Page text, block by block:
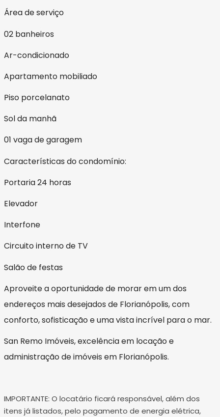
Área de serviço
02 banheiros
Ar-condicionado
Apartamento mobiliado
Piso porcelanato
Sol da manhã
01 vaga de garagem
Características do condomínio:
Portaria 24 horas
Elevador
Interfone
Circuito interno de TV
Salão de festas
Aproveite a oportunidade de morar em um dos
endereços mais desejados de Florianópolis, com
conforto, sofisticação e uma vista incrível para o mar.
San Remo Imóveis, excelência em locação e
administração de imóveis em Florianópolis.
IMPORTANTE: O locatário ficará responsável, além dos
itens já listados, pelo pagamento de energia elétrica,